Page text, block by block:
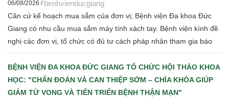
06/08/2026 / benhvienducgiang
Căn cứ kế hoạch mua sắm của đơn vị; Bệnh viện Đa khoa Đức
Giang có nhu cầu mua sắm máy tính xách tay. Bệnh viện kính đề
nghị các đơn vị, tổ chức có đủ tư cách pháp nhân tham gia báo
giá cạnh tranh để Bệnh viện thực hiện các bước đấu thầu theo
quy định hiện hành
BỆNH VIỆN ĐA KHOA ĐỨC GIANG TỔ CHỨC HỘI THẢO KHOA
HỌC: "CHẨN ĐOÁN VÀ CAN THIỆP SỚM – CHÌA KHÓA GIÚP
GIẢM TỬ VONG VÀ TIẾN TRIỂN BỆNH THẬN MẠN"